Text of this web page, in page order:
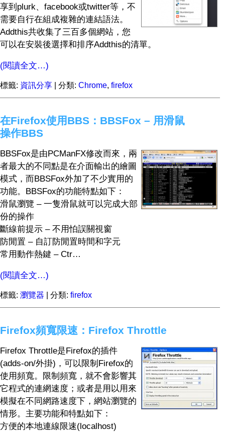
享到plurk、facebook或twitter等，不
需要自行在組成複雜的連結語法。
Addthis共收集了三百多個網站，您
可以在安裝後選擇和排序Addthis的清單。
(閱讀全文…)
標籤: 資訊分享 | 分類: Chrome, firefox
在Firefox使用BBS：BBSFox – 用滑鼠
操作BBS
BBSFox是由PCManFX修改而來，兩
者最大的不同點是在介面輸出的繪圖
模式，而BBSFox外加了不少實用的
功能。BBSFox的功能特點如下：
滑鼠瀏覽 – 一隻滑鼠就可以完成大部
份的操作
斷線前提示 – 不用怕誤關視窗
防閒置 – 自訂防閒置時間和字元
常用動作熱鍵 – Ctr…
(閱讀全文…)
標籤: 瀏覽器 | 分類: firefox
Firefox頻寬限速：Firefox Throttle
Firefox Throttle是Firefox的插件
(adds-on/外掛)，可以限制Firefox的
使用頻寬。限制頻寬，就不會影響其
它程式的連網速度；或者是用以用來
模擬在不同網路速度下，網站瀏覽的
情形。主要功能和特點如下：
方便的本地連線限速(localhost)